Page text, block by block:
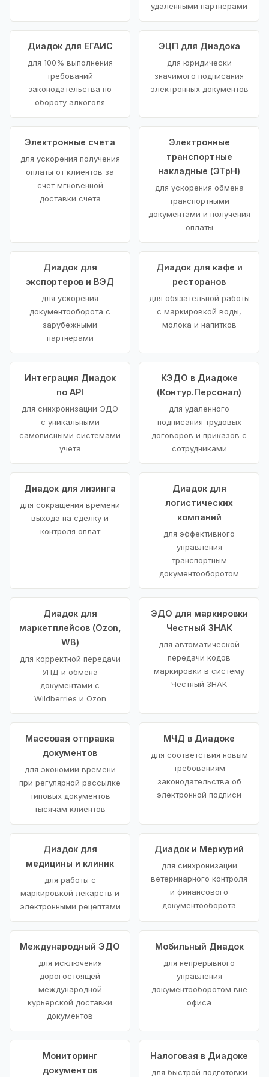
удаленными партнерами
Диадок для ЕГАИС
для 100% выполнения
требований
законодательства по
обороту алкоголя
ЭЦП для Диадока
для юридически
значимого подписания
электронных документов
Электронные счета
для ускорения получения
оплаты от клиентов за
счет мгновенной
доставки счета
Электронные
транспортные
накладные (ЭТрН)
для ускорения обмена
транспортными
документами и получения
оплаты
Диадок для
экспортеров и ВЭД
для ускорения
документооборота с
зарубежными
партнерами
Диадок для кафе и
ресторанов
для обязательной работы
с маркировкой воды,
молока и напитков
Интеграция Диадок
по API
для синхронизации ЭДО
с уникальными
самописными системами
учета
КЭДО в Диадоке
(Контур.Персонал)
для удаленного
подписания трудовых
договоров и приказов с
сотрудниками
Диадок для лизинга
для сокращения времени
выхода на сделку и
контроля оплат
Диадок для
логистических
компаний
для эффективного
управления
транспортным
документооборотом
Диадок для
маркетплейсов (Ozon,
WB)
для корректной передачи
УПД и обмена
документами с
Wildberries и Ozon
ЭДО для маркировки
Честный ЗНАК
для автоматической
передачи кодов
маркировки в систему
Честный ЗНАК
Массовая отправка
документов
для экономии времени
при регулярной рассылке
типовых документов
тысячам клиентов
МЧД в Диадоке
для соответствия новым
требованиям
законодательства об
электронной подписи
Диадок для
медицины и клиник
для работы с
маркировкой лекарств и
электронными рецептами
Диадок и Меркурий
для синхронизации
ветеринарного контроля
и финансового
документооборота
Международный ЭДО
для исключения
дорогостоящей
международной
курьерской доставки
документов
Мобильный Диадок
для непрерывного
управления
документооборотом вне
офиса
Мониторинг
документов
Налоговая в Диадоке
для быстрой подготовки